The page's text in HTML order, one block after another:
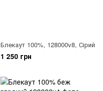
Блекаут 100%, 128000v8, Сірий
1 250 грн